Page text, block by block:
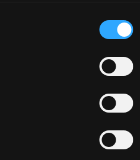
4780 Stege
da/e/39040085/